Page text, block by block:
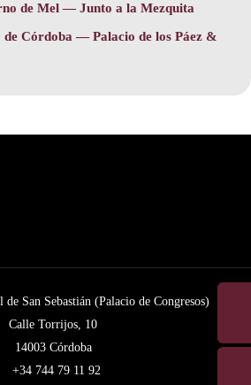
de Mel — Junto a la Mezquita
de Córdoba — Palacio de los Páez &
San Sebastián (Palacio de Congresos)
Calle Torrijos, 10
14003 Córdoba
+34 744 79 11 92